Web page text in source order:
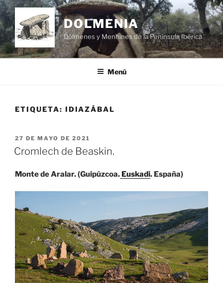
Saltar
al
contenido
DOLMENIA
Dólmenes y Menhines de la Península Ibérica
Menú
ETIQUETA: IDIAZÁBAL
PUBLICADO
EL
27 DE MAYO DE 2021
Cromlech de Beaskin.
Monte de Aralar. (Guipúzcoa. Euskadi. España)